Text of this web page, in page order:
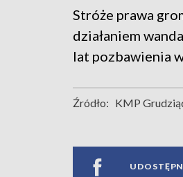
Stróże prawa
działaniem
lat pozbawienia
Źródło: KMP